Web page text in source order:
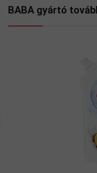
BABA gyártó